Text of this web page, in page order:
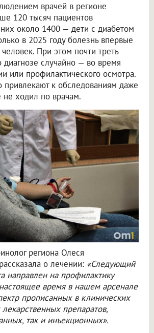
врачей в регионе
120 тысяч пациентов
около 1400 — дети с диабетом
в 2025 году болезнь впервые
При этом почти треть
диагнозе случайно — во время
или профилактического осмотра.
привлекают к обследованиям даже
не ходил по врачам.
региона Олеся
о лечении: «Следующий
направлен на профилактику
время в нашем арсенале
прописанных в клинических
препаратов,
так и инъекционных».